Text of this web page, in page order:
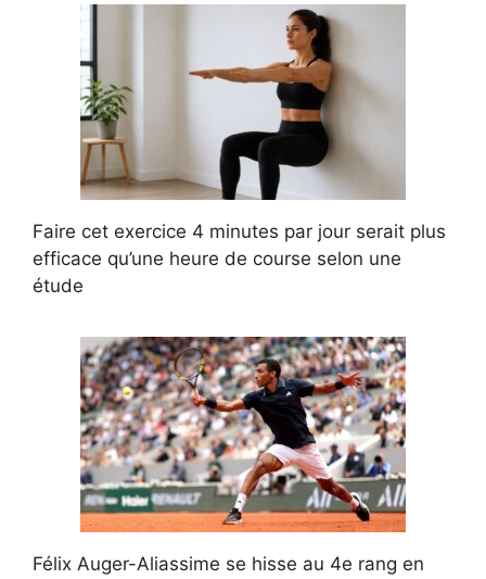
Faire cet exercice 4 minutes par jour serait plus
efficace qu’une heure de course selon une
étude
Félix Auger-Aliassime se hisse au 4e rang en